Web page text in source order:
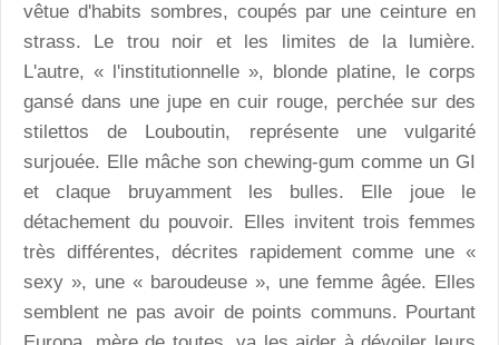
vêtue d'habits sombres, coupés par une ceinture en
strass. Le trou noir et les limites de la lumière.
L'autre, « l'institutionnelle », blonde platine, le corps
gansé dans une jupe en cuir rouge, perchée sur des
stilettos de Louboutin, représente une vulgarité
surjouée. Elle mâche son chewing-gum comme un GI
et claque bruyamment les bulles. Elle joue le
détachement du pouvoir. Elles invitent trois femmes
très différentes, décrites rapidement comme une «
sexy », une « baroudeuse », une femme âgée. Elles
semblent ne pas avoir de points communs. Pourtant